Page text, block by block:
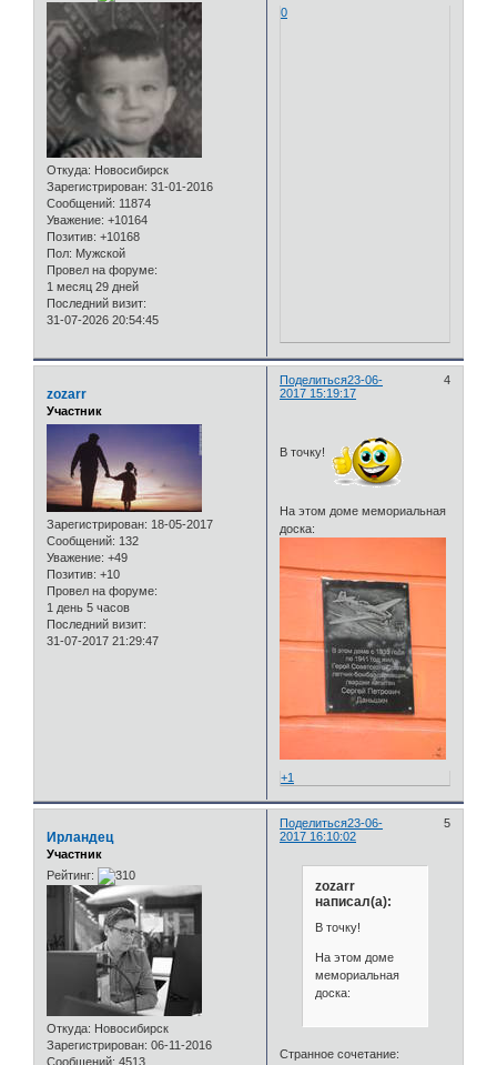
Откуда: Новосибирск
Зарегистрирован: 31-01-2016
Сообщений: 11874
Уважение: +10164
Позитив: +10168
Пол: Мужской
Провел на форуме:
1 месяц 29 дней
Последний визит:
31-07-2026 20:54:45
0
Поделиться 4
23-06-
2017 15:19:17
zozarr
Участник
Зарегистрирован: 18-05-2017
Сообщений: 132
Уважение: +49
Позитив: +10
Провел на форуме:
1 день 5 часов
Последний визит:
31-07-2017 21:29:47
В точку!
На этом доме мемориальная
доска:
+1
Поделиться 5
23-06-
2017 16:10:02
Ирландец
Участник
Рейтинг:
Откуда: Новосибирск
Зарегистрирован: 06-11-2016
Сообщений: 4513
zozarr
написал(а):
В точку!
На этом доме
мемориальная
доска:
Странное сочетание: